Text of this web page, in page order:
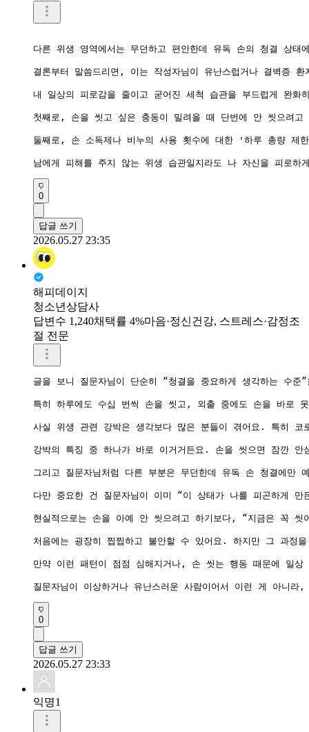
다른 위생 영역에서는 무던하고 편안한데 유독 손의 청결 상
결론부터 말씀드리면, 이는 작성자님이 유난스럽거나 결벽
내 일상의 피로감을 줄이고 굳어진 세척 습관을 부드럽게 완
첫째로, 손을 씻고 싶은 충동이 밀려올 때 단번에 안 씻으려
둘째로, 손 소독제나 비누의 사용 횟수에 대한 '하루 총량 제
0
답글 쓰기
2026.05.27 23:35
해피데이지
청소년상담사
답변수 1,240채택률 4%마음·정신건강, 스트레스·감정조
절 전문
글을 보니 질문자님이 단순히 “청결을 중요하게 생각하는 수
특히 하루에도 수십 번씩 손을 씻고, 외출 중에도 손을 바로
사실 위생 관련 강박은 생각보다 많은 분들이 겪어요. 특히
강박의 특징 중 하나가 바로 이거거든요. 손을 씻으면 잠깐
그리고 질문자님처럼 다른 부분은 무던한데 유독 손 청결에
다만 중요한 건 질문자님이 이미 “이 상태가 나를 피곤하게
현실적으로는 손을 아예 안 씻으려고 하기보다, “지금은 꼭
처음에는 굉장히 찝찝하고 불안할 수 있어요. 하지만 그 과정
만약 이런 패턴이 점점 심해지거나, 손 씻는 행동 때문에 일상
질문자님이 이상하거나 유난스러운 사람이어서 이런 게 아니
0
답글 쓰기
2026.05.27 23:33
익명1